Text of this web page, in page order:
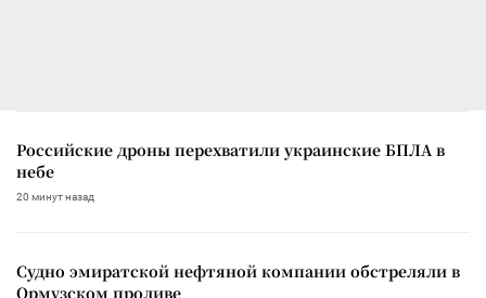
Российские дроны перехватили украинские БПЛА в
небе
20 минут назад
Судно эмиратской нефтяной компании обстреляли в
Ормузском проливе